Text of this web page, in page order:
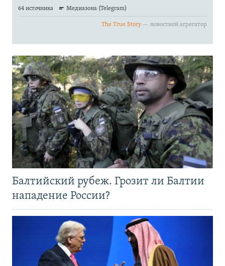
Балтийский рубеж. Грозит ли Балтии
нападение России?